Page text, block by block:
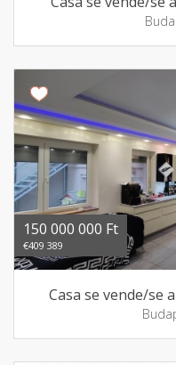
150 000 000 Ft
€409 389
Casa se vende/se